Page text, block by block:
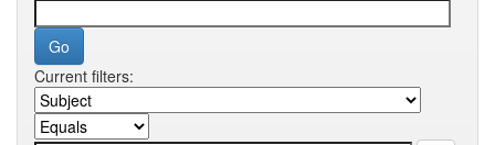
Current filters: